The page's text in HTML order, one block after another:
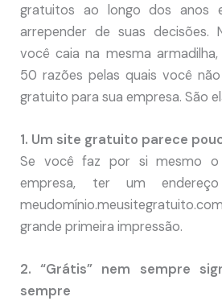
gratuitos ao longo dos anos
arrepender de suas decisões.
você caia na mesma
50 razões pelas quais você
gratuito para sua empresa. São
1. Um site gratuito parece
Se você faz por si mesmo o
empresa, ter um
grande primeira impressão.
2. “Grátis” nem sempre
sempre